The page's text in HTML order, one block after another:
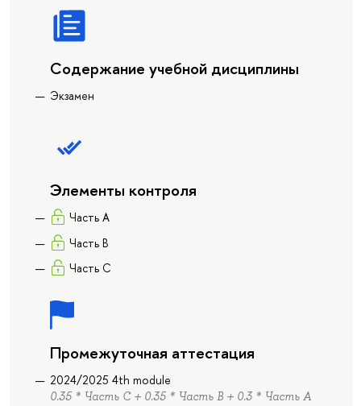
Содержание учебной дисциплины
Экзамен
Элементы контроля
Часть А
Часть В
Часть С
Промежуточная аттестация
2024/2025 4th module
0.35 * Часть С + 0.35 * Часть В + 0.3 * Часть А